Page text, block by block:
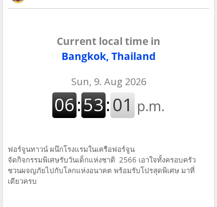
Current local time in
Bangkok, Thailand
ฟอร์จูนทาวน์ ผนึกโรงแรมในเครือฟอร์จูน
จัดกิจกรรมพิเศษรับวันเด็กแห่งชาติ 2566 เอาใจทั้งครอบครัว
ชวนผจญภัยไปกับโลกแห่งอนาคต พร้อมรับโปรสุดพิเศษ มาที่
เดียวครบ